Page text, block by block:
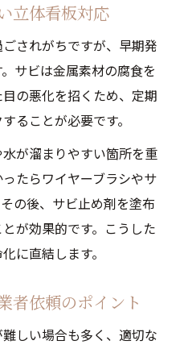
立体看板対応
されがちですが、早期発
サビは金属素材の腐食を
の悪化を招くため、定期
ることが必要です。
が溜まりやすい箇所を重
たらワイヤーブラシやサ
の後、サビ止め剤を塗布
が効果的です。こうした
に直結します。
者依頼のポイント
しい場合も多く、適切な